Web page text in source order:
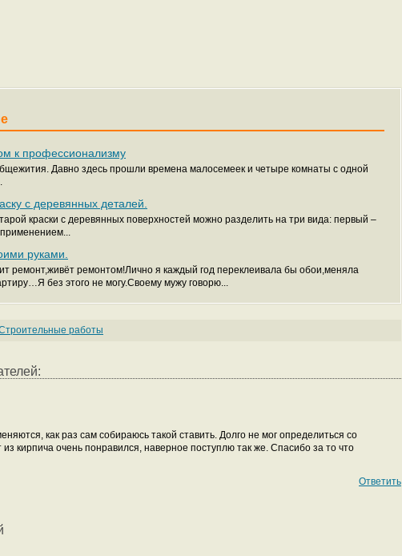
к профессионализму
Давно здесь прошли времена малосемеек и четыре комнаты с одной
с деревянных деталей.
краски с деревянных поверхностей можно разделить на три вида: первый –
руками.
ремонт,живёт ремонтом!Лично я каждый год переклеивала бы обои,меняла
без этого не могу.Своему мужу говорю...
работы
как раз сам собираюсь такой ставить. Долго не мог определиться со
кирпича очень понравился, наверное поступлю так же. Спасибо за то что
Ответить